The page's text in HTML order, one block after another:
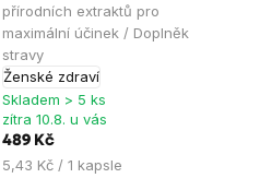
přírodních extraktů pro
maximální účinek / Doplněk
stravy
Ženské zdraví
4,9
z
5
hvězdiček.
Skladem > 5 ks
zítra 10.8. u vás
489 Kč
Měrná
5,43 Kč / 1 kapsle